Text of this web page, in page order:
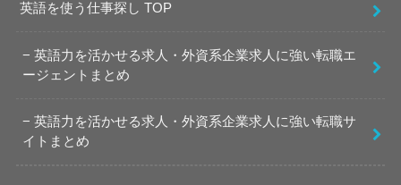
英語を使う仕事探し TOP
英語力を活かせる求人・外資系企業求人に強い転職エ
ージェントまとめ
英語力を活かせる求人・外資系企業求人に強い転職サ
イトまとめ